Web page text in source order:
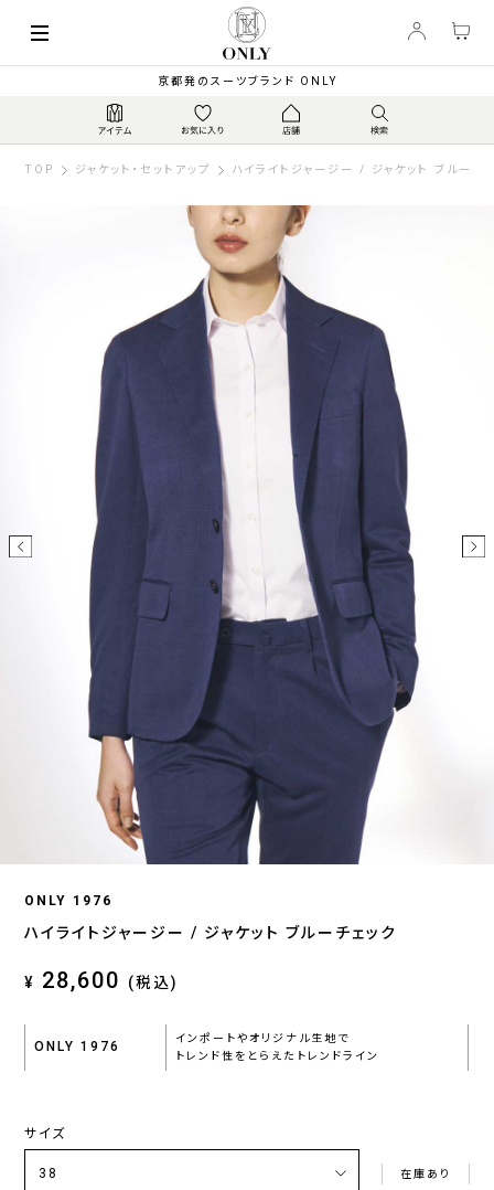
京都発のスーツブランド ONLY
TOP ジャケット・セットアップ ハイライトジャージー / ジャケット ブルーチ
ONLY 1976
ハイライトジャージー / ジャケット ブルーチェック
¥ 28,600 (税込)
ONLY 1976
インポートやオリジナル生地で
トレンド性をとらえたトレンドライン
サイズ
在庫あり